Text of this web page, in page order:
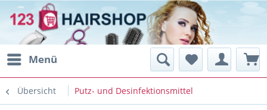
Menü
Übersicht Putz- und Desinfektionsmittel